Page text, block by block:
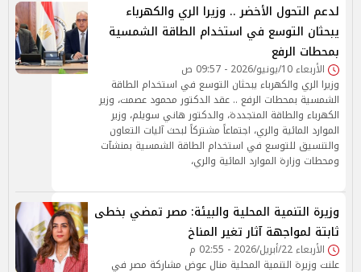
لدعم التحول الأخضر .. وزيرا الري والكهرباء
يبحثان التوسع في استخدام الطاقة الشمسية
بمحطات الرفع
الأربعاء 10/يونيو/2026 - 09:57 ص
وزيرا الري والكهرباء يبحثان التوسع في استخدام الطاقة
الشمسية بمحطات الرفع .. عقد الدكتور محمود عصمت، وزير
الكهرباء والطاقة المتجددة، والدكتور هاني سويلم، وزير
الموارد المائية والري، اجتماعاً مشتركاً لبحث آليات التعاون
والتنسيق للتوسع في استخدام الطاقة الشمسية بمنشآت
ومحطات وزارة الموارد المائية والري،
وزيرة التنمية المحلية والبيئة: مصر تمضي بخطى
ثابتة لمواجهة آثار تغير المناخ
الأربعاء 22/أبريل/2026 - 02:55 م
علنت وزيرة التنمية المحلية منال عوض مشاركة مصر في